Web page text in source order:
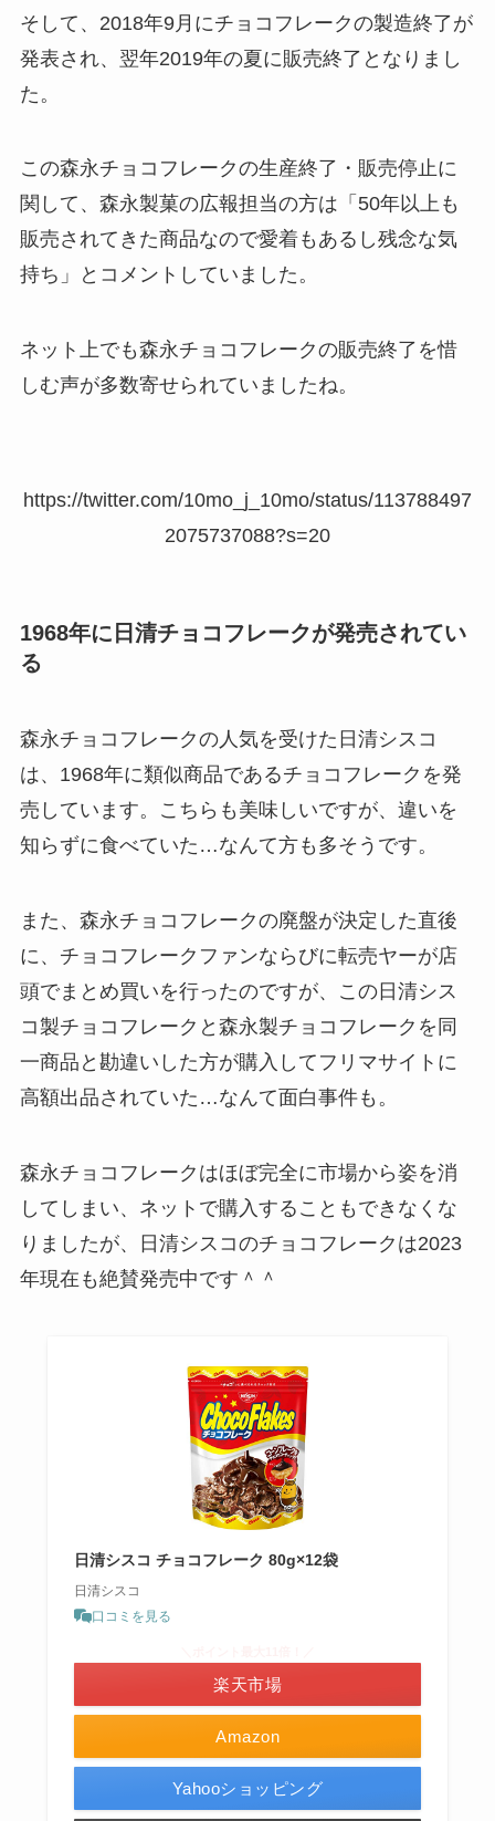
そして、2018年9月にチョコフレークの製造終了が
発表され、翌年2019年の夏に販売終了となりまし
た。
この森永チョコフレークの生産終了・販売停止に
関して、森永製菓の広報担当の方は「50年以上も
販売されてきた商品なので愛着もあるし残念な気
持ち」とコメントしていました。
ネット上でも森永チョコフレークの販売終了を惜
しむ声が多数寄せられていましたね。
https://twitter.com/10mo_j_10mo/status/113788497
2075737088?s=20
1968年に日清チョコフレークが発売されてい
る
森永チョコフレークの人気を受けた日清シスコ
は、1968年に類似商品であるチョコフレークを発
売しています。こちらも美味しいですが、違いを
知らずに食べていた…なんて方も多そうです。
また、森永チョコフレークの廃盤が決定した直後
に、チョコフレークファンならびに転売ヤーが店
頭でまとめ買いを行ったのですが、この日清シス
コ製チョコフレークと森永製チョコフレークを同
一商品と勘違いした方が購入してフリマサイトに
高額出品されていた…なんて面白事件も。
森永チョコフレークはほぼ完全に市場から姿を消
してしまい、ネットで購入することもできなくな
りましたが、日清シスコのチョコフレークは2023
年現在も絶賛発売中です＾＾
日清シスコ チョコフレーク 80g×12袋
日清シスコ
口コミを見る
Amazon
楽天市場
Yahooショッピング